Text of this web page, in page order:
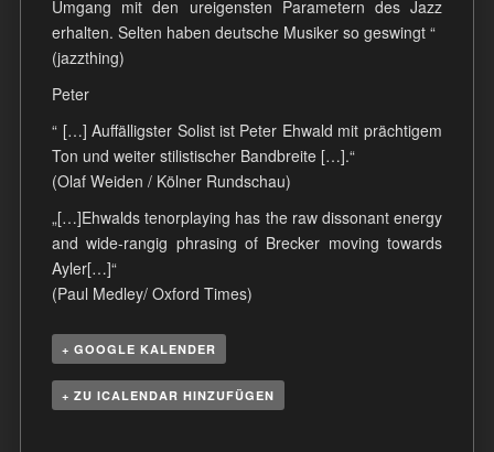
Umgang mit den ureigensten Parametern des Jazz
erhalten. Selten haben deutsche Musiker so geswingt “
(jazzthing)
Peter
“ […] Auffälligster Solist ist Peter Ehwald mit prächtigem
Ton und weiter stilistischer Bandbreite […].“
(Olaf Weiden / Kölner Rundschau)
„[…]Ehwalds tenorplaying has the raw dissonant energy
and wide-rangig phrasing of Brecker moving towards
Ayler[…]“
(Paul Medley/ Oxford Times)
+ GOOGLE KALENDER
+ ZU ICALENDAR HINZUFÜGEN